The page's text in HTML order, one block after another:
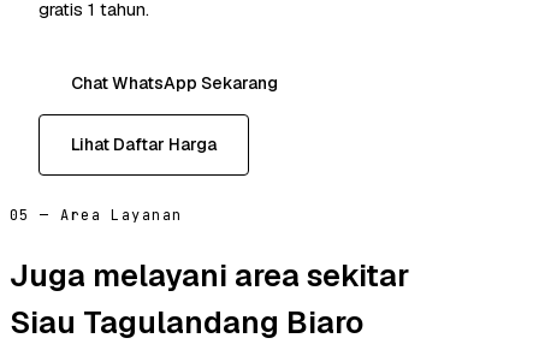
gratis 1 tahun.
Chat WhatsApp Sekarang
Lihat Daftar Harga
05 — Area Layanan
Juga melayani area sekitar
Siau Tagulandang Biaro